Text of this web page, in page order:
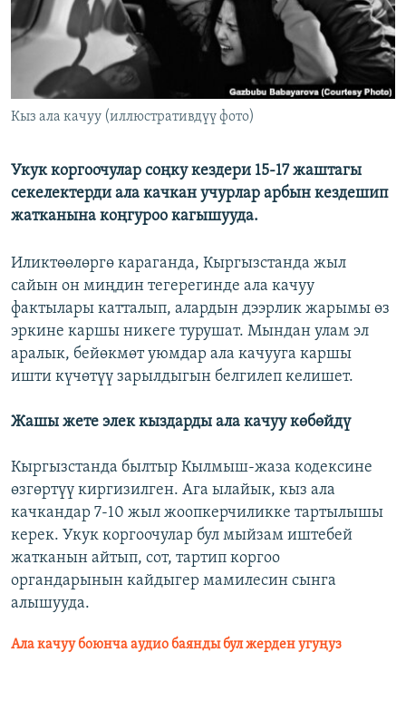
ЫҢГАЙСЫЗ СУРООЛОР
ЭЕ/АРнун бардык сайттары
Кыз ала качуу (иллюстративдүү фото)
Укук коргоочулар соңку кездери 15-17 жаштагы
секелектерди ала качкан учурлар арбын кездешип
жатканына коңгуроо кагышууда.
Иликтөөлөргө караганда, Кыргызстанда жыл
сайын он миңдин тегерегинде ала качуу
фактылары катталып, алардын дээрлик жарымы өз
эркине каршы никеге турушат. Мындан улам эл
аралык, бейөкмөт уюмдар ала качууга каршы
ишти күчөтүү зарылдыгын белгилеп келишет.
Жашы жете элек кыздарды ала качуу көбөйдү
Кыргызстанда былтыр Кылмыш-жаза кодексине
өзгөртүү киргизилген. Ага ылайык, кыз ала
качкандар 7-10 жыл жоопкерчиликке тартылышы
керек. Укук коргоочулар бул мыйзам иштебей
жатканын айтып, сот, тартип коргоо
органдарынын кайдыгер мамилесин сынга
алышууда.
Ала качуу боюнча аудио баянды бул жерден угуңуз